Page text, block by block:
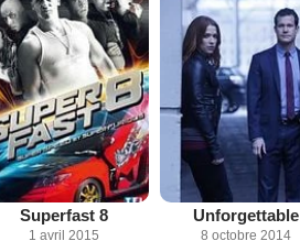
Superfast 8
1 avril 2015
Unforgettable
8 octobre 2014